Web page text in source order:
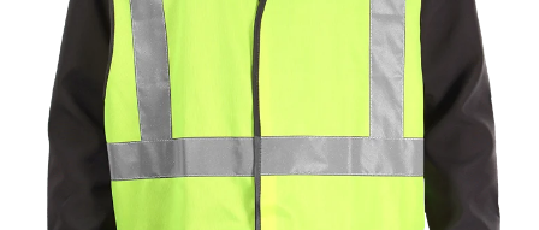
Vêtements de sport
Vêtements de travail
Polaires & Vestes
Haute visibilité